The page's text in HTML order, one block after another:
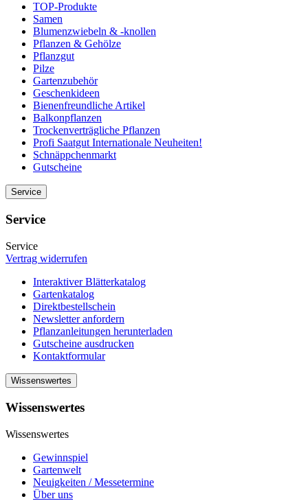
TOP-Produkte
Samen
Blumenzwiebeln & -knollen
Pflanzen & Gehölze
Pflanzgut
Pilze
Gartenzubehör
Geschenkideen
Bienenfreundliche Artikel
Balkonpflanzen
Trockenverträgliche Pflanzen
Profi Saatgut Internationale Neuheiten!
Schnäppchenmarkt
Gutscheine
Service
Service
Service
Vertrag widerrufen
Interaktiver Blätterkatalog
Gartenkatalog
Direktbestellschein
Newsletter anfordern
Pflanzanleitungen herunterladen
Gutscheine ausdrucken
Kontaktformular
Wissenswertes
Wissenswertes
Wissenswertes
Gewinnspiel
Gartenwelt
Neuigkeiten / Messetermine
Über uns